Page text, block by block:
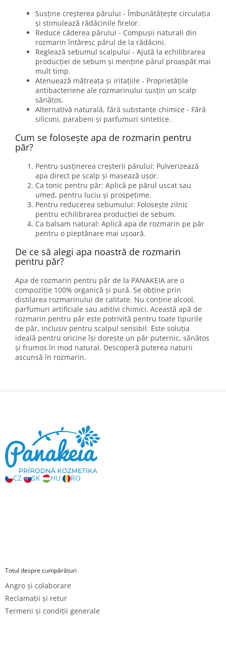
Susține creșterea părului - Îmbunătățește circulația
și stimulează rădăcinile firelor.
Reduce căderea părului - Compușii naturali din
rozmarin întăresc părul de la rădăcini.
Reglează sebumul scalpului - Ajută la echilibrarea
producției de sebum și menține părul proaspăt mai
mult timp.
Atenuează mătreața și iritațiile - Proprietățile
antibacteriene ale rozmarinului susțin un scalp
sănătos.
Alternativă naturală, fără substanțe chimice - Fără
siliconi, parabeni și parfumuri sintetice.
Cum se folosește apa de rozmarin pentru
păr?
Pentru susținerea creșterii părului: Pulverizează
apa direct pe scalp și masează ușor.
Ca tonic pentru păr: Aplică pe părul uscat sau
umed, pentru luciu și prospețime.
Pentru reducerea sebumului: Folosește zilnic
pentru echilibrarea producției de sebum.
Ca balsam natural: Aplică apa de rozmarin pe păr
pentru o pieptănare mai ușoară.
De ce să alegi apa noastră de rozmarin
pentru păr?
Apa de rozmarin pentru păr de la PANAKEIA are o
compoziție 100% organică și pură. Se obține prin
distilarea rozmarinului de calitate. Nu conține alcool,
parfumuri artificiale sau aditivi chimici. Această apă de
rozmarin pentru păr este potrivită pentru toate tipurile
de păr, inclusiv pentru scalpul sensibil. Este soluția
ideală pentru oricine își dorește un păr puternic, sănătos
și frumos în mod natural. Descoperă puterea naturii
ascunsă în rozmarin.
S
CZ SK HU RO
Totul despre cumpărături
Angro și colaborare
Reclamații și retur
Termeni și condiții generale